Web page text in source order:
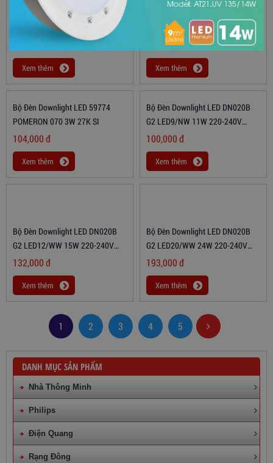
Bộ Đèn Downlight LED 59752
KYANITE 070 5W 40K WH
88,000đ
Bộ Đèn Downlight LED 59776
POMERON 070 7W 27K WH
114,000đ
Bộ Đèn Downlight LED 59774
POMERON 070 3W 27K SI
104,000 đ
Xem thêm
Bộ Đèn Downlight LED DN020B
G2 LED9/NW 11W 220-240V